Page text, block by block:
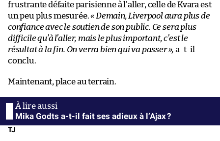
frustrante défaite parisienne à l’aller, celle de Kvara est
un peu plus mesurée.« Demain, Liverpool aura plus de
confiance avec le soutien de son public. Ce sera plus
difficile qu’à l’aller, mais le plus important, c’est le
résultat à la fin. On verra bien qui va passer»,a-t-il
conclu.
Maintenant, place au terrain.
Mika Godts a-t-il fait ses adieux à l’Ajax ?
TJ